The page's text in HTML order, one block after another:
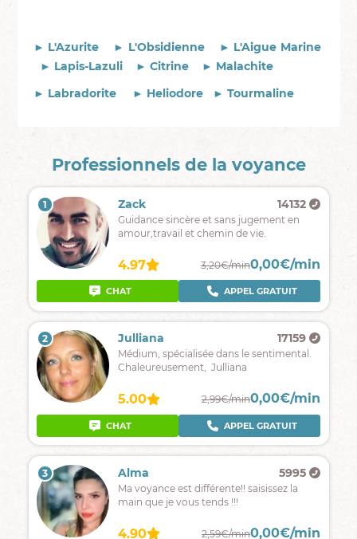
► L'Azurite ► L'Obsidienne
► L'Aigue Marine
► Lapis-Lazuli
► Citrine
► Malachite
► Labradorite
► Heliodore ► Tourmaline
Professionnels de la voyance
1 Zack 14132
Guidance sincère et sans jugement en
amour,travail et chemin de vie.
4.97 3,20€/min0,00€/min
CHAT APPEL GRATUIT
2 Julliana 17159
Médium, spécialisée dans le sentimental.
Chaleureusement, Julliana
5.00 2,99€/min0,00€/min
CHAT APPEL GRATUIT
3 Alma 5995
Ma voyance est différente!! saisissez la
main que je vous tends !!!
4.90 2,59€/min0,00€/min